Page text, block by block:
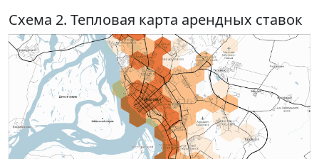
Схема 2. Тепловая карта арендных ставок